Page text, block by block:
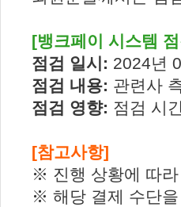
[뱅크페이 시스템
점검 일시: 2024년
점검 내용: 관련사
점검 영향: 점검 시
[참고사항]
※ 진행 상황에 따
※ 해당 결제 수단